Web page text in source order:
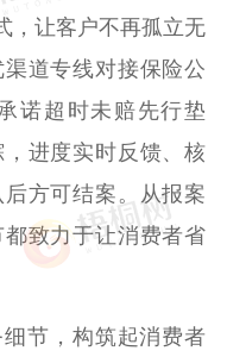
，让客户不再孤立无
道专线对接保险公
诺超时未赔先行垫
进度实时反馈、核
方可结案。从报案
致力于让消费者省
节，构筑起消费者